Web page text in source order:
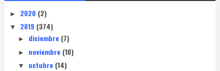
► 2020 (2)
▼ 2019 (374)
► diciembre (7)
► noviembre (10)
▼ octubre (14)